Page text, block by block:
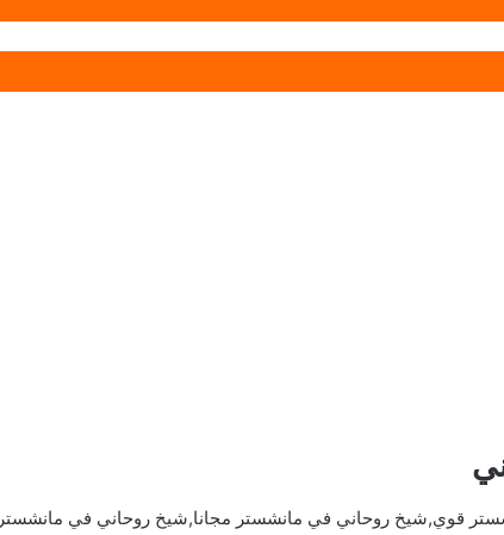
قوي,شيخ روحاني في مانشستر مجانا,شيخ روحاني في مانشستر